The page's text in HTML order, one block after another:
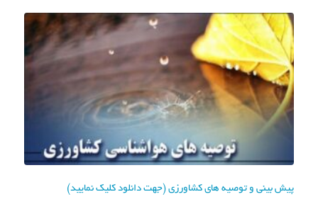
پیش بینی و توصیه های کشاورزی (جهت دانلود کلیک نمایید)